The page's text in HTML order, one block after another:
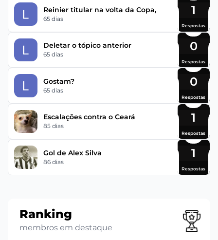
Reinier titular na volta da Copa,
65 dias
1
Respostas
Deletar o tópico anterior
65 dias
0
Respostas
Gostam?
65 dias
0
Respostas
Escalações contra o Ceará
85 dias
1
Respostas
Gol de Alex Silva
86 dias
1
Respostas
Ranking
membros em destaque